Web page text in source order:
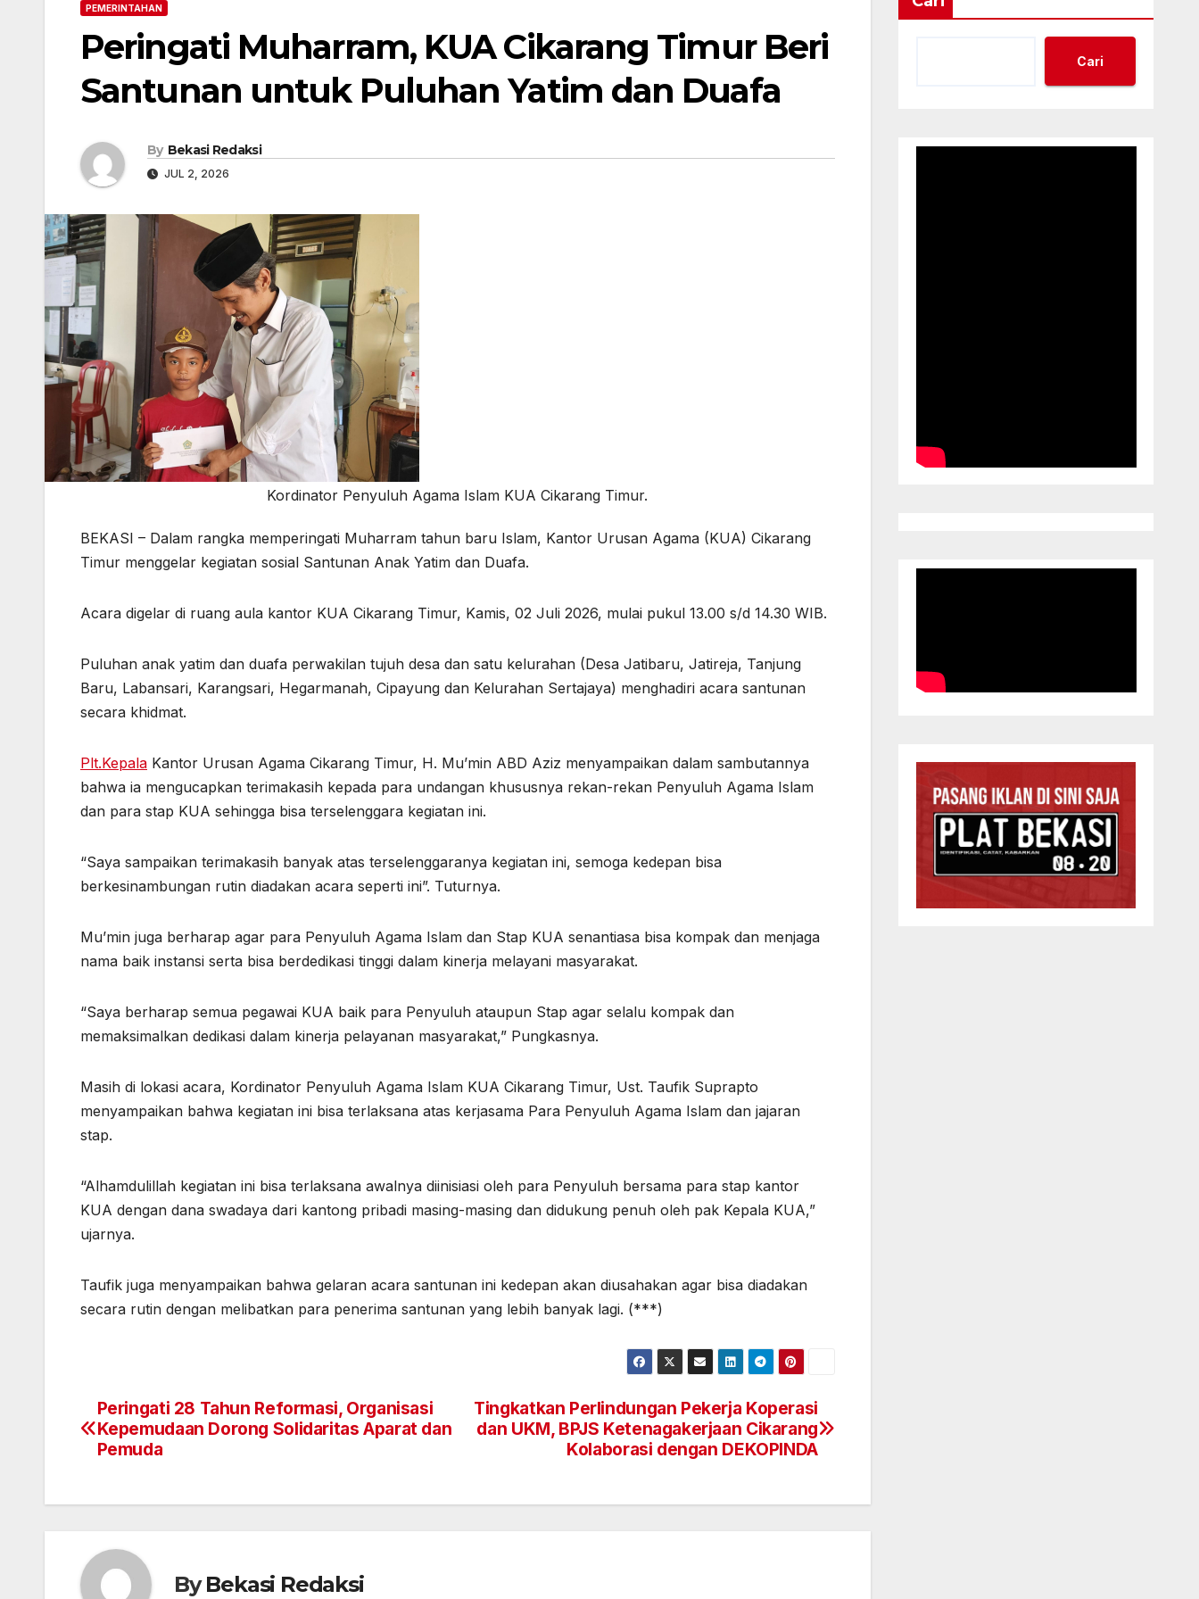
PEMERINTAHAN
Peringati Muharram, KUA Cikarang Timur Beri
Santunan untuk Puluhan Yatim dan Duafa
By Bekasi Redaksi
JUL 2, 2026
Kordinator Penyuluh Agama Islam KUA Cikarang Timur.
BEKASI – Dalam rangka memperingati Muharram tahun baru Islam, Kantor Urusan Agama (KUA) Cikarang
Timur menggelar kegiatan sosial Santunan Anak Yatim dan Duafa.
Acara digelar di ruang aula kantor KUA Cikarang Timur, Kamis, 02 Juli 2026, mulai pukul 13.00 s/d 14.30 WIB.
Puluhan anak yatim dan duafa perwakilan tujuh desa dan satu kelurahan (Desa Jatibaru, Jatireja, Tanjung
Baru, Labansari, Karangsari, Hegarmanah, Cipayung dan Kelurahan Sertajaya) menghadiri acara santunan
secara khidmat.
Plt.Kepala Kantor Urusan Agama Cikarang Timur, H. Mu’min ABD Aziz menyampaikan dalam sambutannya
bahwa ia mengucapkan terimakasih kepada para undangan khususnya rekan-rekan Penyuluh Agama Islam
dan para stap KUA sehingga bisa terselenggara kegiatan ini.
“Saya sampaikan terimakasih banyak atas terselenggaranya kegiatan ini, semoga kedepan bisa
berkesinambungan rutin diadakan acara seperti ini”. Tuturnya.
Mu’min juga berharap agar para Penyuluh Agama Islam dan Stap KUA senantiasa bisa kompak dan menjaga
nama baik instansi serta bisa berdedikasi tinggi dalam kinerja melayani masyarakat.
“Saya berharap semua pegawai KUA baik para Penyuluh ataupun Stap agar selalu kompak dan
memaksimalkan dedikasi dalam kinerja pelayanan masyarakat,” Pungkasnya.
Masih di lokasi acara, Kordinator Penyuluh Agama Islam KUA Cikarang Timur, Ust. Taufik Suprapto
menyampaikan bahwa kegiatan ini bisa terlaksana atas kerjasama Para Penyuluh Agama Islam dan jajaran
stap.
“Alhamdulillah kegiatan ini bisa terlaksana awalnya diinisiasi oleh para Penyuluh bersama para stap kantor
KUA dengan dana swadaya dari kantong pribadi masing-masing dan didukung penuh oleh pak Kepala KUA,”
ujarnya.
Taufik juga menyampaikan bahwa gelaran acara santunan ini kedepan akan diusahakan agar bisa diadakan
secara rutin dengan melibatkan para penerima santunan yang lebih banyak lagi. (***)
Navigasi
pos
Tingkatkan Perlindungan Pekerja Koperasi
dan UKM, BPJS Ketenagakerjaan Cikarang
Kolaborasi dengan DEKOPINDA
Peringati 28 Tahun Reformasi, Organisasi
Kepemudaan Dorong Solidaritas Aparat dan
Pemuda
ByBekasi Redaksi
Cari